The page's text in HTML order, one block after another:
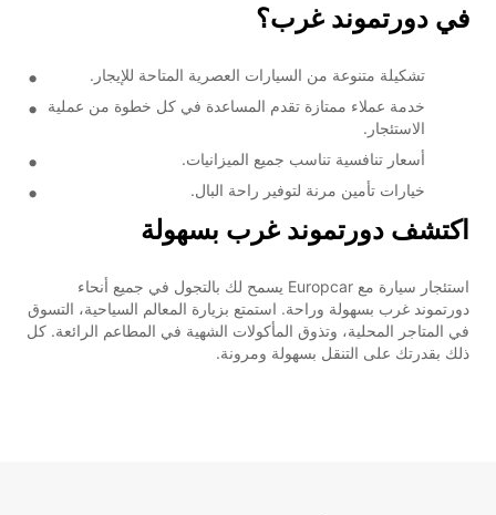
في دورتموند غرب؟
تشكيلة متنوعة من السيارات العصرية المتاحة للإيجار.
خدمة عملاء ممتازة تقدم المساعدة في كل خطوة من عملية
الاستئجار.
أسعار تنافسية تناسب جميع الميزانيات.
خيارات تأمين مرنة لتوفير راحة البال.
اكتشف دورتموند غرب بسهولة
استئجار سيارة مع Europcar يسمح لك بالتجول في جميع أنحاء
دورتموند غرب بسهولة وراحة. استمتع بزيارة المعالم السياحية، التسوق
في المتاجر المحلية، وتذوق المأكولات الشهية في المطاعم الرائعة. كل
ذلك بقدرتك على التنقل بسهولة ومرونة.